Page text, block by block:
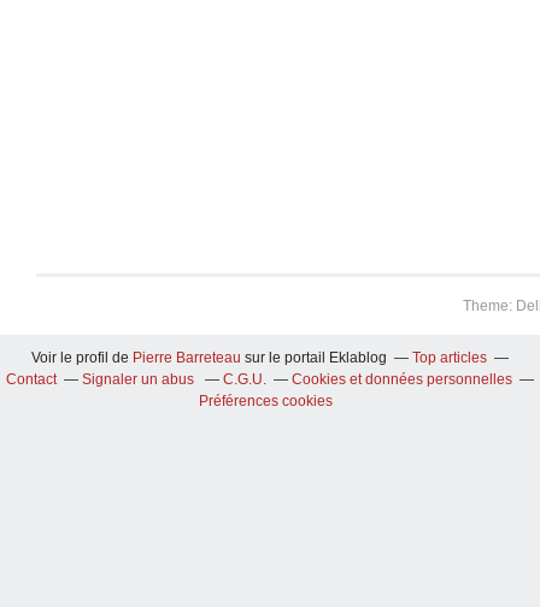
Theme:
Voir le profil de Pierre Barreteau sur le portail Eklablog
Top articles
Contact
Signaler un abus C.G.U.
Cookies et données personnelles
Préférences cookies